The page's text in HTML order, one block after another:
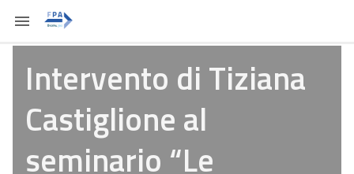
Intervento di Tiziana
Castiglione al
seminario “Le